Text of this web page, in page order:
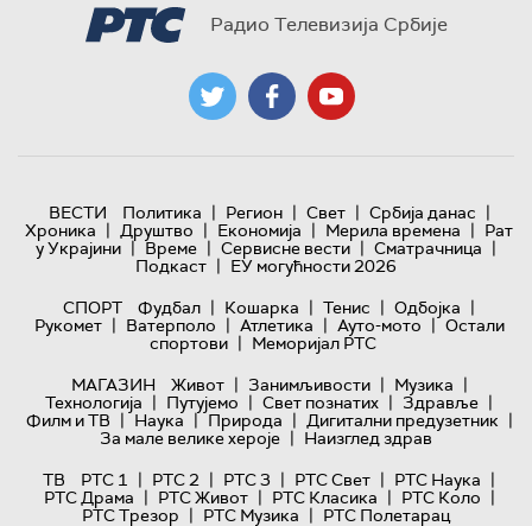
Радио Телевизија Србије
ВЕСТИ Политика | Регион | Свет | Србија данас |
Хроника | Друштво | Економија | Мерила времена | Рат
у Украјини | Време | Сервисне вести | Сматрачница |
Подкаст | ЕУ могућности 2026
СПОРТ
Фудбал | Кошарка | Тенис | Одбојка |
Рукомет | Ватерполо | Атлетика | Ауто-мото | Остали
спортови | Меморијал РТС
МАГАЗИН
Живот | Занимљивости | Музика |
Технологијa | Путујемо | Свет познатих | Здравље |
Филм и ТВ | Наука | Природа | Дигитални предузетник |
За мале велике хероје | Наизглед здрав
ТВ
РТС 1 | РТС 2 | РТС 3 | РТС Свет | РТС Наука |
РТС Драма | РТС Живот | РТС Класика | РТС Коло |
РТС Трезор | РТС Музика | РТС Полетарац